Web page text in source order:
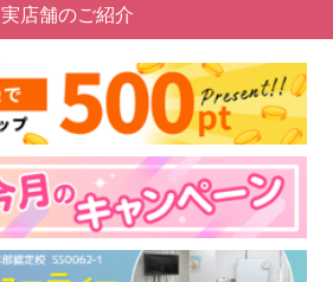
実店舗のご紹介